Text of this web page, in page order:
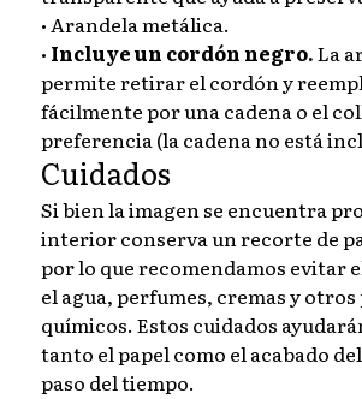
• Arandela metálica.
• Incluye un cordón negro.La
permite retirar el cordón y
fácilmente por una cadena o el
preferencia (la cadena no está
Cuidados
Si bien la imagen se encuentra
interior conserva un recorte de
por lo que recomendamos evitar
el agua, perfumes, cremas y
químicos. Estos cuidados
tanto el papel como el acabado
paso del tiempo.